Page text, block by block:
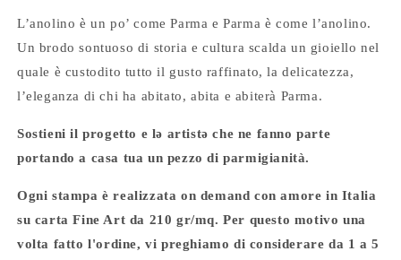
L’anolino è un po’ come Parma e Parma è come l’anolino.
Un brodo sontuoso di storia e cultura scalda un gioiello nel
quale è custodito tutto il gusto raffinato, la delicatezza,
l’eleganza di chi ha abitato, abita e abiterà Parma.
Sostieni il progetto e lǝ artistǝ che ne fanno parte
portando a casa tua un pezzo di parmigianità.
Ogni stampa è realizzata on demand con amore in Italia
su carta Fine Art da 210 gr/mq. Per questo motivo una
volta fatto l'ordine, vi preghiamo di considerare da 1 a 5